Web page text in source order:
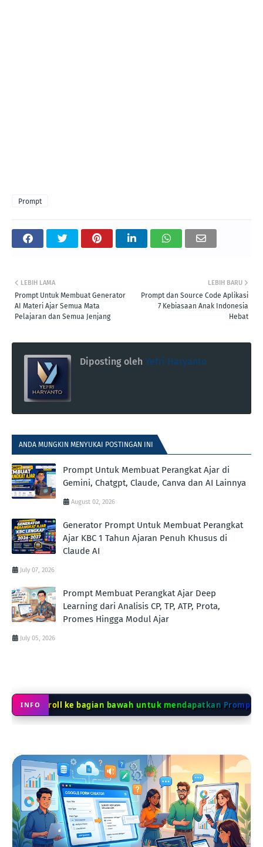
Prompt
LEBIH BARU
Prompt dan Source Code Aplikasi
7 Kebiasaan Anak Indonesia
Hebat
LEBIH LAMA
Prompt Untuk Membuat Generator
AI Materi Ajar Semua Mata
Pelajaran dan Semua Jenjang
Diposting oleh Yefri Haryanto
ANDA MUNGKIN MENYUKAI POSTINGAN INI
Prompt Untuk Membuat Perangkat Ajar di
Gemini, Chatgpt, Claude, Canva dan AI Lainnya
August 02, 2026
Generator Prompt Untuk Membuat Perangkat
Ajar KBC 1 Tahun Ajaran Penuh Khusus di
Claude AI
July 07, 2026
Prompt Membuat Perangkat Ajar Deep
Learning dari Analisis CP, TP, ATP, Prota,
Promes Hingga Modul Ajar
July 05, 2026
INFO
✦ Scroll ke bagian bawah untuk mendapatkan Prompt dan